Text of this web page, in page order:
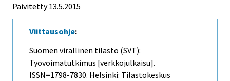
Päivitetty 13.5.2015
Viittausohje:
Suomen virallinen tilasto (SVT):
Työvoimatutkimus [verkkojulkaisu].
ISSN=1798-7830. Helsinki: Tilastokeskus